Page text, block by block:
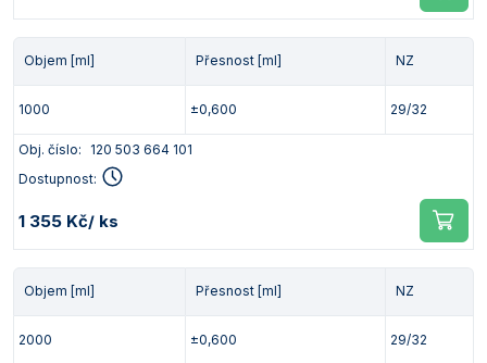
Objem [ml] Přesnost [ml] NZ
1000 ±0,600 29/32
Obj. číslo:
120 503 664 101
Dostupnost:
1 355 Kč/ ks
Objem [ml] Přesnost [ml] NZ
2000 ±0,600 29/32